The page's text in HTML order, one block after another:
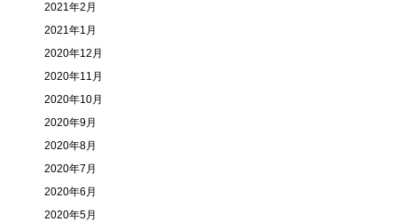
2021年2月
2021年1月
2020年12月
2020年11月
2020年10月
2020年9月
2020年8月
2020年7月
2020年6月
2020年5月